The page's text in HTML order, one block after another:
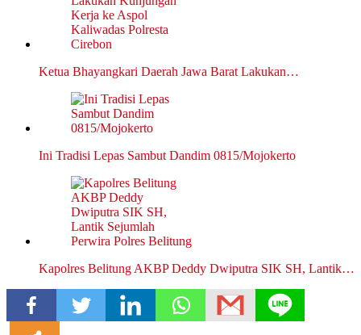
Ketua Bhayangkari Daerah Jawa Barat Lakukan…
Ini Tradisi Lepas Sambut Dandim 0815/Mojokerto
Kapolres Belitung AKBP Deddy Dwiputra SIK SH, Lantik…